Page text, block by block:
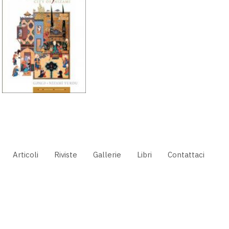
Articoli Riviste Gallerie Libri Contattaci